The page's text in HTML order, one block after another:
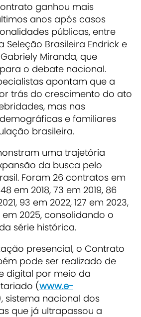
ganhou mais
anos após casos
públicas, entre
Seleção Brasileira Endrick e
Miranda, que
o debate nacional.
apontam que a
trás do crescimento do ato
mas nas
e familiares
brasileira.
uma trajetória
da busca pelo
Foram 26 contratos em
em 2018, 73 em 2019, 86
93 em 2022, 127 em 2023,
em 2025, consolidando o
série histórica.
presencial, o Contrato
pode ser realizado de
digital por meio da
(www.e-
sistema nacional dos
que já ultrapassou a